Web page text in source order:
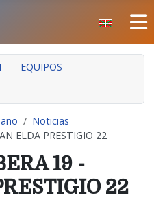
EQUIPOS
Noticias
ELDA PRESTIGIO 22
19 -
22